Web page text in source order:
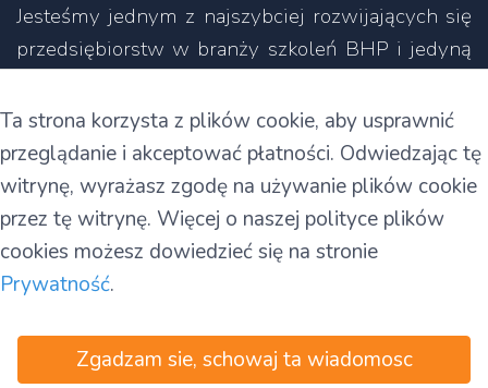
Jesteśmy jednym z najszybciej rozwijających się
przedsiębiorstw w branży szkoleń BHP i jedyną
szkoleń nie tylko w języku angielskim, ale także
w innych językach.
11C Parkmore Industrial Estate
Long Mile Road
Dublin 12
D12 RH39
Warunki|Prywatność
Ta strona korzysta z plików cookie, aby usprawnić
przeglądanie i akceptować płatności. Odwiedzając tę
witrynę, wyrażasz zgodę na używanie plików cookie
przez tę witrynę. Więcej o naszej polityce plików
cookies możesz dowiedzieć się na stronie
Prywatność.
Zgadzam sie, schowaj ta wiadomosc